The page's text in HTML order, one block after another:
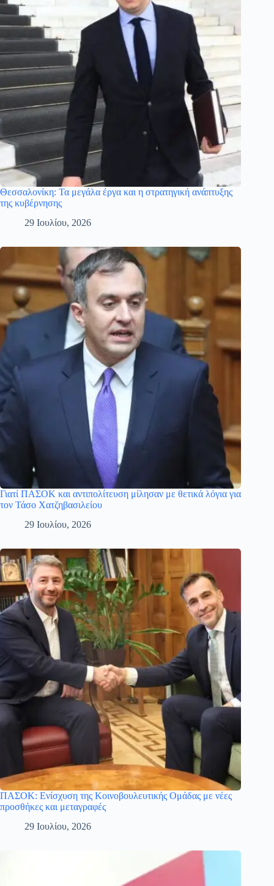
Θεσσαλονίκη: Τα μεγάλα έργα και η στρατηγική ανάπτυξης
της κυβέρνησης
29 Ιουλίου, 2026
Γιατί ΠΑΣΟΚ και αντιπολίτευση μίλησαν με θετικά λόγια για
τον Τάσο Χατζηβασιλείου
29 Ιουλίου, 2026
ΠΑΣΟΚ: Ενίσχυση της Κοινοβουλευτικής Ομάδας με νέες
προσθήκες και μεταγραφές
29 Ιουλίου, 2026